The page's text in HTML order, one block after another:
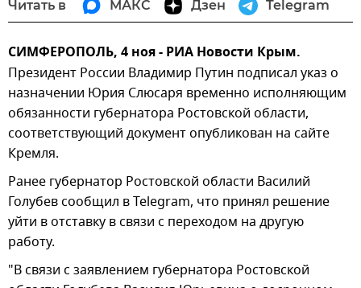
Читать в МАКС Дзен Telegram
СИМФЕРОПОЛЬ, 4 ноя - РИА Новости Крым.
Президент России Владимир Путин подписал указ о
назначении Юрия Слюсаря временно исполняющим
обязанности губернатора Ростовской области,
соответствующий документ опубликован на сайте
Кремля.
Ранее губернатор Ростовской области Василий
Голубев сообщил в Telegram, что принял решение
уйти в отставку в связи с переходом на другую
работу.
"В связи с заявлением губернатора Ростовской